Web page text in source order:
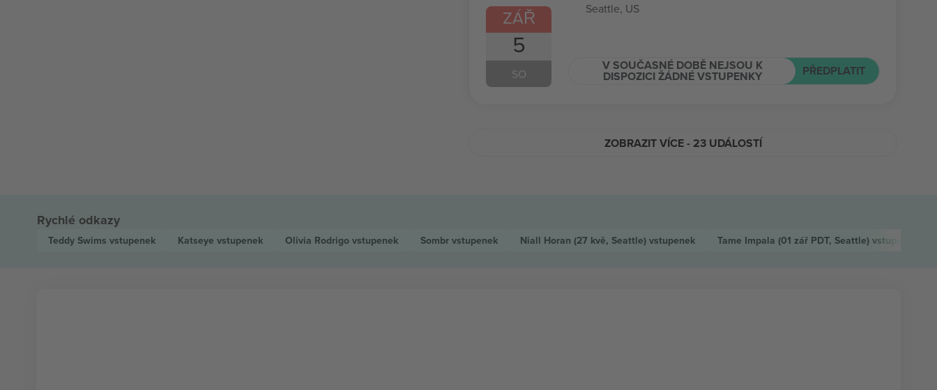
ZÁŘ
5
SO
Seattle, US
V SOUČASNÉ DOBĚ NEJSOU K
DISPOZICI ŽÁDNÉ VSTUPENKY PŘEDPLATIT
ZOBRAZIT VÍCE - 23 UDÁLOSTÍ
Rychlé odkazy
Teddy Swims vstupenek Katseye vstupenek Olivia Rodrigo vstupenek Sombr vstupenek Niall Horan (27 kvě, Seattle) vstupenek Tame Impala (01 zář PDT, Seattle) vstupenek